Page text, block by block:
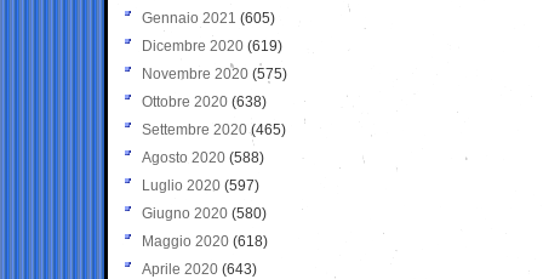
Gennaio 2021 (605)
Dicembre 2020 (619)
Novembre 2020 (575)
Ottobre 2020 (638)
Settembre 2020(465)
Agosto 2020 (588)
Luglio 2020 (597)
Giugno 2020 (580)
Maggio 2020 (618)
Aprile 2020 (643)